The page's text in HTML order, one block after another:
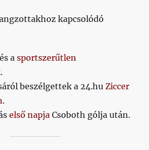
kapcsolódó
asportszerűtlen
.
beszélgettek a 24.hu Ziccer
.
első napja Csoboth gólja után.